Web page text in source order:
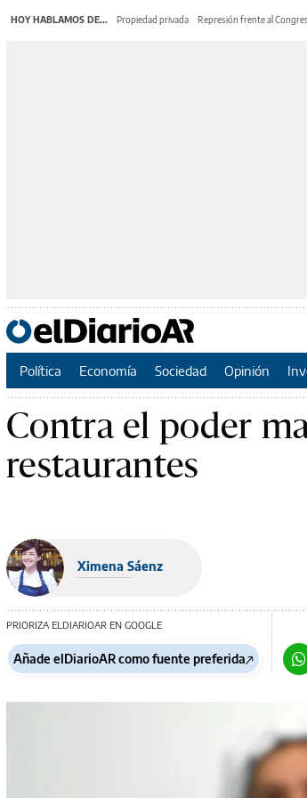
HOY HABLAMOS DE... Propiedad privada Represión frente al
Política Economía Sociedad Opinión
Contra el poder
restaurantes
Ximena Sáenz
PRIORIZA ELDIARIOAR EN GOOGLE
Añade elDiarioAR como fuente preferida